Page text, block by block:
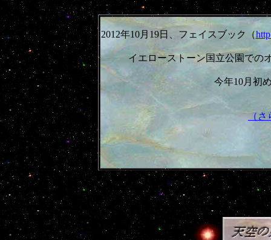
2012年10月19日、フェイスブック（
イエローストーン国立公園での
今年10月初
（さ